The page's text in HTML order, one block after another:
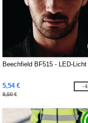
Beechfield BF515 - LED-
5,54 €
9,50 €
-